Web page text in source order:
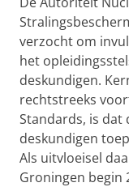
verzocht om
het
deskundigen.
rechtstreeks
Standards, is
deskundigen
Als uitvloeisel
Groningen begin